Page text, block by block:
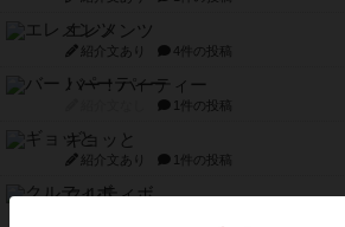
エレメンツ
紹介文あり 4件の投稿
バー！パーティー
1件の投稿
ギョッと
紹介文あり 1件の投稿
クルティボ